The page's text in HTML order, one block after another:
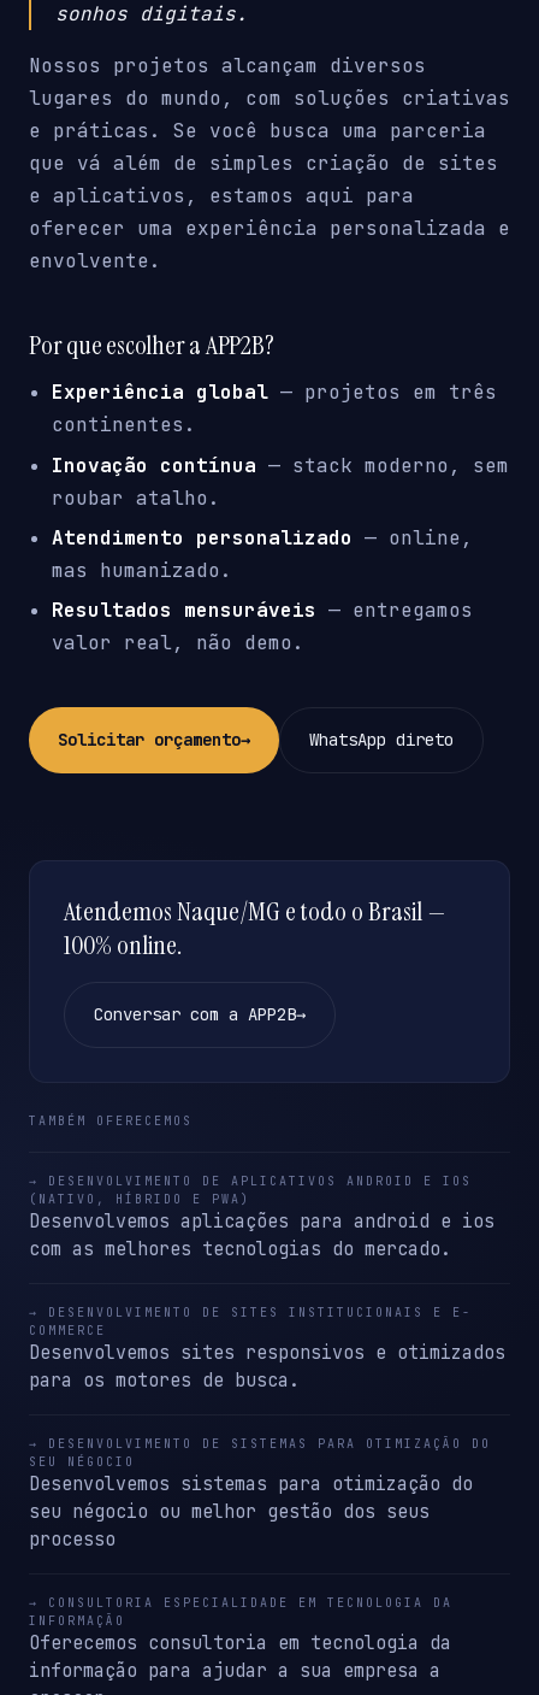
sonhos digitais.
Nossos projetos alcançam diversos
lugares do mundo, com soluções criativas
e práticas. Se você busca uma parceria
que vá além de simples criação de sites
e aplicativos, estamos aqui para
oferecer uma experiência personalizada e
envolvente.
Por que escolher a APP2B?
Experiência global — projetos em três
continentes.
Inovação contínua — stack moderno, sem
roubar atalho.
Atendimento personalizado — online,
mas humanizado.
Resultados mensuráveis — entregamos
valor real, não demo.
Solicitar orçamento→ WhatsApp direto
Atendemos Naque/MG e todo o Brasil —
100% online.
Conversar com a APP2B→
TAMBÉM OFERECEMOS
→ DESENVOLVIMENTO DE APLICATIVOS ANDROID E IOS
(NATIVO, HÍBRIDO E PWA)
Desenvolvemos aplicações para android e ios
com as melhores tecnologias do mercado.
→ DESENVOLVIMENTO DE SITES INSTITUCIONAIS E E-
COMMERCE
Desenvolvemos sites responsivos e otimizados
para os motores de busca.
→ DESENVOLVIMENTO DE SISTEMAS PARA OTIMIZAÇÃO DO
SEU NÉGOCIO
Desenvolvemos sistemas para otimização do
seu négocio ou melhor gestão dos seus
processo
→ CONSULTORIA ESPECIALIDADE EM TECNOLOGIA DA
INFORMAÇÃO
Oferecemos consultoria em tecnologia da
informação para ajudar a sua empresa a